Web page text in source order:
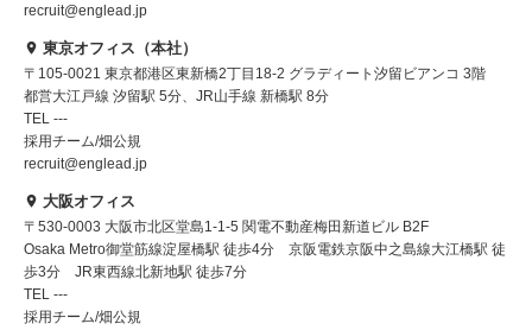
recruit@englead.jp
東京オフィス（本社）
〒105-0021 東京都港区東新橋2丁目18-2 グラディート汐留ビアンコ 3階
都営大江戸線 汐留駅 5分、JR山手線 新橋駅 8分
TEL ---
採用チーム/畑公規
recruit@englead.jp
大阪オフィス
〒530-0003 大阪市北区堂島1-1-5 関電不動産梅田新道ビル B2F
Osaka Metro御堂筋線淀屋橋駅 徒歩4分 京阪電鉄京阪中之島線大江橋駅 徒
歩3分 JR東西線北新地駅 徒歩7分
TEL ---
採用チーム/畑公規